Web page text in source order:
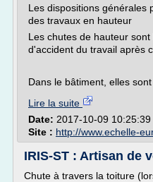
Les dispositions générales
des travaux en hauteur
Les chutes de hauteur
d'accident du travail après
Dans le bâtiment, elles sont
Lire la suite
Date: 2017-10-09 10:25:39
Site : http://www.echelle-
IRIS-ST : Artisan de
Chute à travers la toiture